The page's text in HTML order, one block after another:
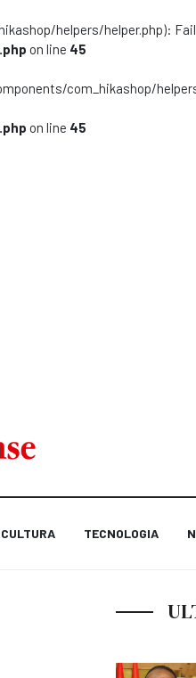
helpers/helper.php):
on line 45
com_hikashop/
on line 45
CULTURA TECNOLOGIA